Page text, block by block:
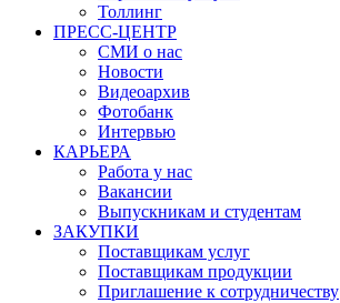
Толлинг
ПРЕСС-ЦЕНТР
СМИ о нас
Новости
Видеоархив
Фотобанк
Интервью
КАРЬЕРА
Работа у нас
Вакансии
Выпускникам и студентам
ЗАКУПКИ
Поставщикам услуг
Поставщикам продукции
Приглашение к сотрудничеству